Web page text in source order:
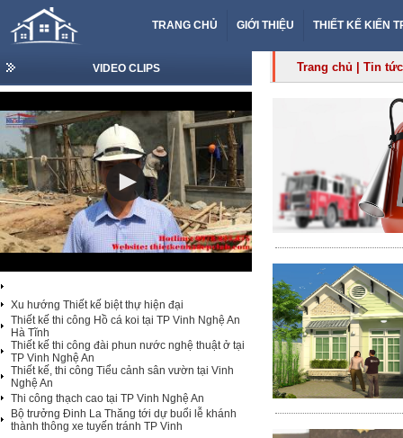
TRANG CHỦ GIỚI THIỆU THIẾT KẾ KIẾN
VIDEO CLIPS
Xu hướng Thiết kế biệt thự hiện đại
Thiết kế thi công Hồ cá koi tại TP Vinh Nghệ An
Hà Tĩnh
Thiết kế thi công đài phun nước nghệ thuật ở tại
TP Vinh Nghệ An
Thiết kế, thi công Tiểu cảnh sân vườn tại Vinh
Nghệ An
Thi công thạch cao tại TP Vinh Nghệ An
Bộ trưởng Đinh La Thăng tới dự buổi lễ khánh
thành thông xe tuyến tránh TP Vinh
Trang chủ Tin tức